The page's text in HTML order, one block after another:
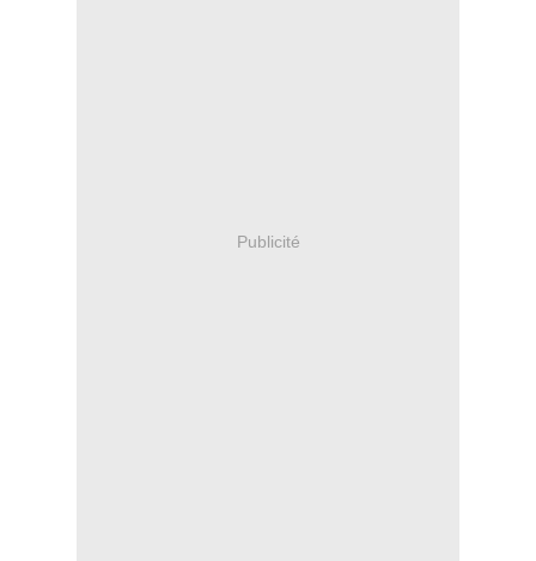
Publicité